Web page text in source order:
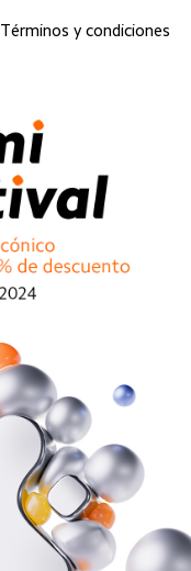
Términos y condiciones